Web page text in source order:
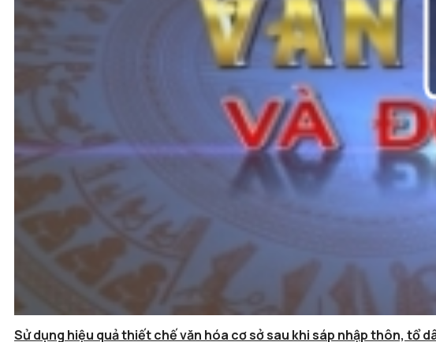
Sử dụng hiệu quả thiết chế văn hóa cơ sở sau khi sáp nhập thôn, tổ